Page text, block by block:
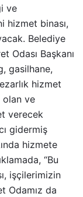
ve
hizmet binası,
Belediye
Odası Başkanı
gasilhane,
hizmet
olan ve
verecek
gidermiş
hizmete
“Bu
işçilerimizin
Odamız da